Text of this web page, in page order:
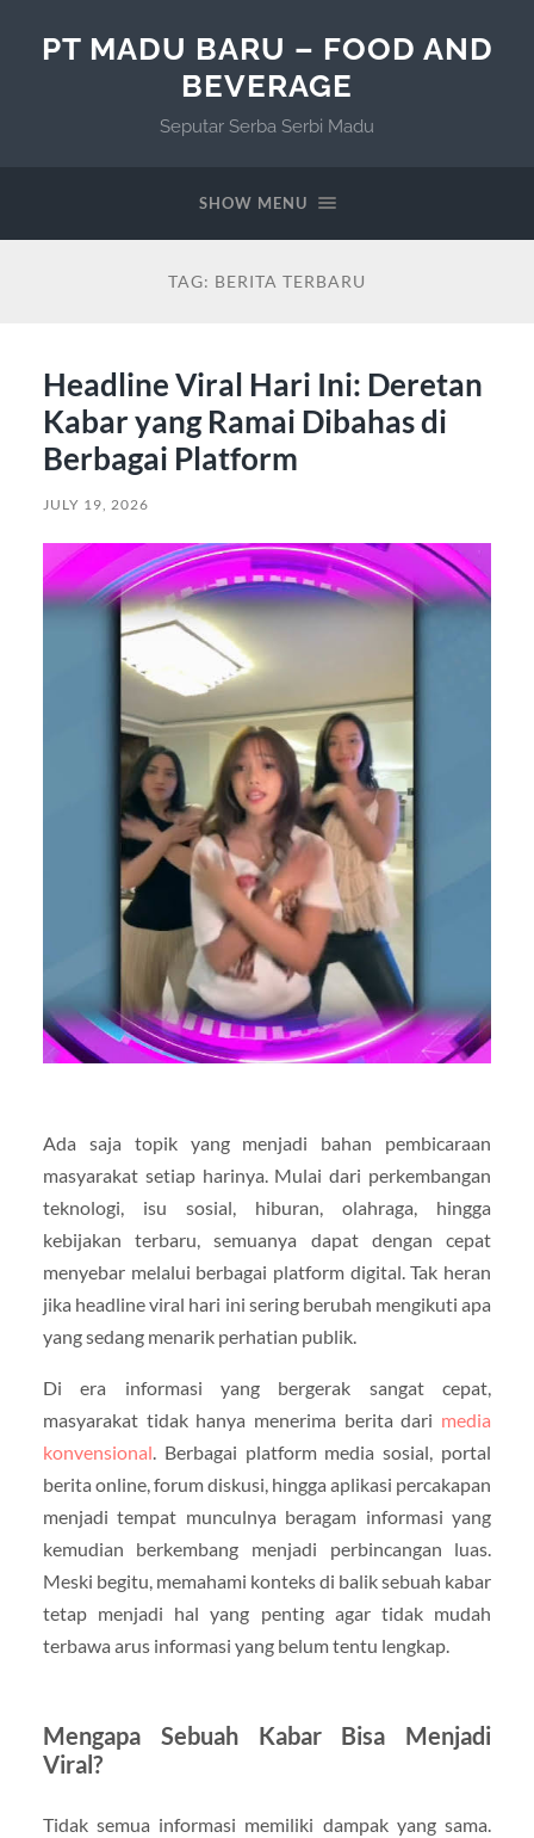
PT MADU BARU – FOOD AND
BEVERAGE
Seputar Serba Serbi Madu
SHOW MENU
TAG: BERITA TERBARU
Headline Viral Hari Ini: Deretan
Kabar yang Ramai Dibahas di
Berbagai Platform
JULY 19, 2026
Ada saja topik yang menjadi bahan pembicaraan
masyarakat setiap harinya. Mulai dari perkembangan
teknologi, isu sosial, hiburan, olahraga, hingga
kebijakan terbaru, semuanya dapat dengan cepat
menyebar melalui berbagai platform digital. Tak heran
jika headline viral hari ini sering berubah mengikuti apa
yang sedang menarik perhatian publik.
Di era informasi yang bergerak sangat cepat,
masyarakat tidak hanya menerima berita dari media
konvensional. Berbagai platform media sosial, portal
berita online, forum diskusi, hingga aplikasi percakapan
menjadi tempat munculnya beragam informasi yang
kemudian berkembang menjadi perbincangan luas.
Meski begitu, memahami konteks di balik sebuah kabar
tetap menjadi hal yang penting agar tidak mudah
terbawa arus informasi yang belum tentu lengkap.
Mengapa Sebuah Kabar Bisa Menjadi
Viral?
Tidak semua informasi memiliki dampak yang sama.